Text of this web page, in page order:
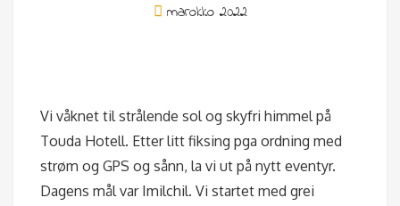
marokko 2022
Vi våknet til strålende sol og skyfri himmel på
Touda Hotell. Etter litt fiksing pga ordning med
strøm og GPS og sånn, la vi ut på nytt eventyr.
Dagens mål var Imilchil. Vi startet med grei